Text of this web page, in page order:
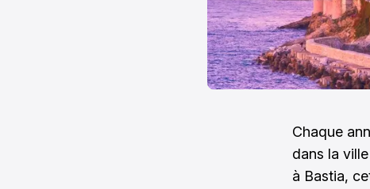
Chaque
dans la
à Bastia,